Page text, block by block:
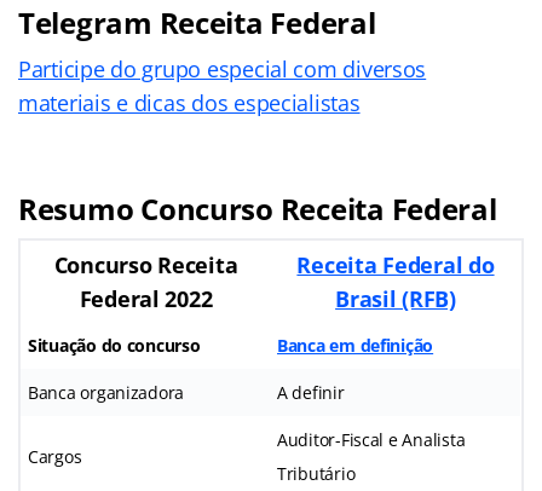
Telegram Receita Federal
Participe do grupo especial com diversos
materiais e dicas dos especialistas
Resumo Concurso Receita Federal
Concurso Receita
Federal 2022
Receita Federal do
Brasil (RFB)
Situação do concurso Banca em definição
Banca organizadora A definir
Cargos
Auditor-Fiscal e Analista
Tributário